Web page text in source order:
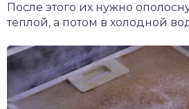
После этого их нужно
теплой, а потом в холодной